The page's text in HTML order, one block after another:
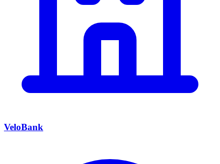
VeloBank